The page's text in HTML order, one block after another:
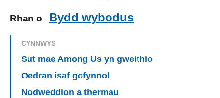
Rhan o Bydd wybodus
CYNNWYS
Sut mae Among Us yn gweithio
Oedran isaf gofynnol
Nodweddion a thermau